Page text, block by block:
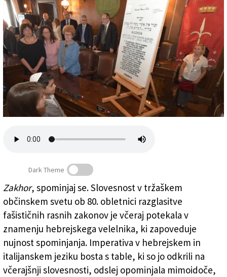
Vreme
V Kioskih
Uredništvo
Oglasi
Tabla v opomin na rasne zakone
Dark Theme
Zakhor, spominjaj se. Slovesnost v tržaškem
občinskem svetu ob 80. obletnici razglasitve
fašističnih rasnih zakonov je včeraj potekala v
znamenju hebrejskega velelnika, ki zapoveduje
nujnost spominjanja. Imperativa v hebrejskem in
italijanskem jeziku bosta s table, ki so jo odkrili na
včerajšnji slovesnosti, odslej opominjala mimoidoče,